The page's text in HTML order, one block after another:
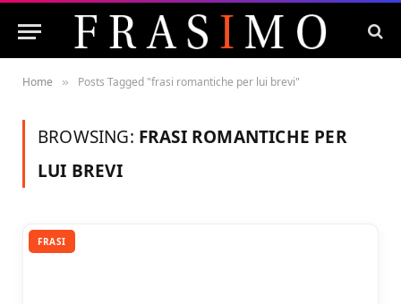
Home » Posts Tagged "frasi romantiche per lui brevi"
BROWSING: FRASI ROMANTICHE PER
LUI BREVI
FRASI